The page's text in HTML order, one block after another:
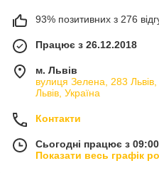
93% позитивних з 276
Працює з 26.12.2018
м. Львів
вулиця Зелена, 283
Львів, Україна
Контакти
Сьогодні працює з
Показати весь графік